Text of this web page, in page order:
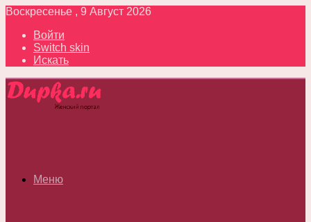
Воскресенье , 9 Август 2026
Войти
Switch skin
Искать
Меню